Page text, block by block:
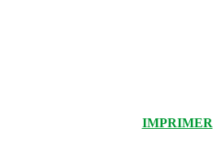
IMPRIMER